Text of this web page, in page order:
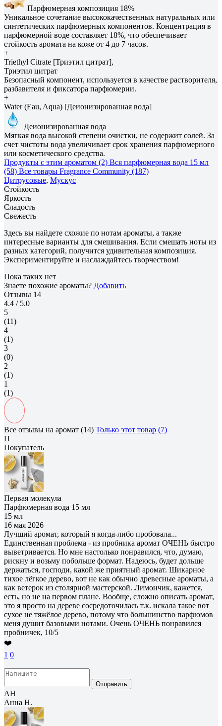
Парфюмерная композиция 18%
Уникальное сочетание высококачественных натуральных или
синтетических парфюмерных компонентов. Концентрация в
парфюмерной воде составляет 18%, что обеспечивает
стойкость аромата на коже от 4 до 7 часов.
+
Triethyl Citrate [Триэтил цитрат],
Триэтил цитрат
Безопасный компонент, используется в качестве растворителя,
разбавителя и фиксатора парфюмерии.
+
Water (Eau, Aqua) [Деионизированная вода]
Деионизированная вода
Мягкая вода высокой степени очистки, не содержит солей. За
счет чистоты вода увеличивает срок хранения парфюмерного
или косметического средства.
Продукты с этим ароматом (2) Вся парфюмерная вода 15 мл
(58) Все товары Fragrance Community (187)
Цитрусовые, Мускус
Стойкость
Яркость
Сладость
Свежесть
Здесь вы найдете схожие по нотам ароматы, а также
интересные варианты для смешивания. Если смешать ноты из
разных категорий, получится удивительная композиция.
Экспериментируйте и наслаждайтесь творчеством!
Пока таких нет
Знаете похожие ароматы? Добавить
Отзывы 14
4.4 / 5.0
5
(11)
4
(1)
3
(0)
2
(1)
1
(1)
Все отзывы на аромат (14) Только этот товар (7)
П
Покупатель
Первая молекула
Парфюмерная вода 15 мл
15 мл
16 мая 2026
Лучший аромат, который я когда-либо пробовала...
Единственная проблема - из пробника аромат ОЧЕНЬ быстро
выветривается. Но мне настолько понравился, что, думаю,
рискну и возьму побольше формат. Надеюсь, будет дольше
держаться, господи, какой же приятный аромат. Шикарное
тихое лёгкое дерево, вот не как обычно древесные ароматы, а
как ветерок из столярной мастерской. Лимончик, кажется,
есть, но не на первом плане. Вообще, сложно описать аромат,
это я просто на дереве сосредоточилась т.к. искала такое вот
сухое не тяжёлое дерево, потому что большинство парфюмов
меня душит базовыми нотами. Очень ОЧЕНЬ понравился
пробничек, 10/5
❤️
1 0
Отправить
АН
Анна Н.